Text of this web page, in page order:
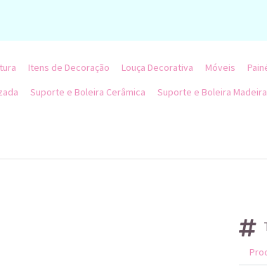
Itens de Decoração Louça Decorativa Móveis
Suporte e Boleira Cerâmica Suporte e Boleira Madeira